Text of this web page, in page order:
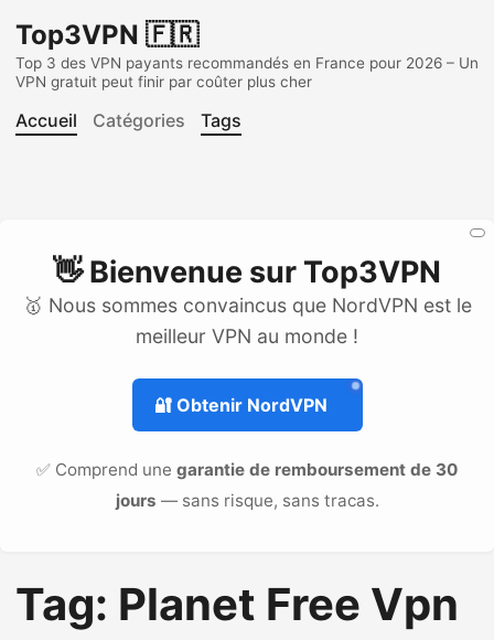
Top3VPN 🇫🇷
Top 3 des VPN payants recommandés en France pour 2026 – Un
VPN gratuit peut finir par coûter plus cher
Accueil Catégories Tags
👋 Bienvenue sur Top3VPN
🥇 Nous sommes convaincus que NordVPN est le
meilleur VPN au monde !
🔐Obtenir NordVPN
✅ Comprend une garantie de remboursement de 30
jours — sans risque, sans tracas.
Tag: Planet Free Vpn